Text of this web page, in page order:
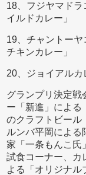
18、フジヤマド
イルドカレー」
19、チャントー
チキンカレー」
20、ジョイアルカ
グランプリ決定戦
ー「新進」による
のクラフトビール
ルンバ平岡による
家「一条もんこ氏
試食コーナー、カ
よる「オリジナル